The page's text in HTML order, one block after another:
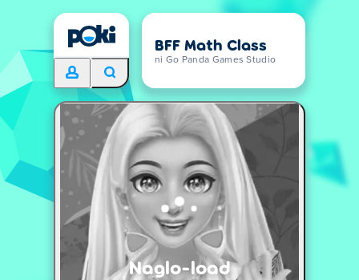
BFF Math Class
ni Go Panda Games Studio
Naglo-load